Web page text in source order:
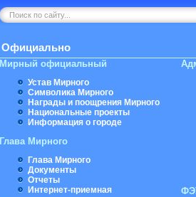
Официально
Мирный официальный
Устав Мирного
Символика Мирного
Награды и поощрения Мирного
Национальные проекты
Информация о городе
Глава Мирного
Глава Мирного
Документы
Отчеты
Интернет-приемная